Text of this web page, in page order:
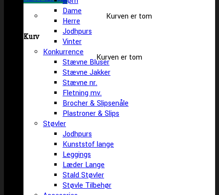
Kurven er tom
Kurv
Kurven er tom
Dame
Herre
Jodhpurs
Vinter
Konkurrence
Stævne Bluser
Stævne Jakker
Stævne nr.
Fletning mv.
Brocher & Slipsenåle
Plastroner & Slips
Støvler
Jodhpurs
Kunststof lange
Leggings
Læder Lange
Stald Støvler
Støvle Tilbehør